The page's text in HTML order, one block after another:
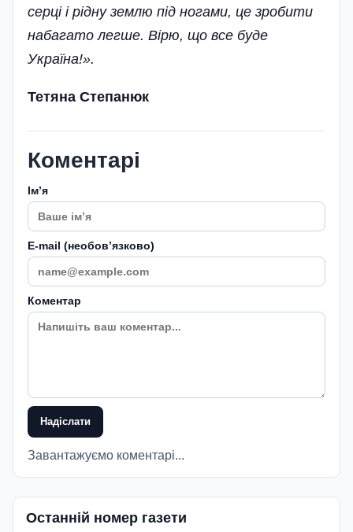
серці і рідну землю під ногами, це зробити
набагато легше. Вірю, що все буде
Україна!».
Тетяна Степанюк
Коментарі
Імʼя
E-mail (необовʼязково)
Коментар
Надіслати
Завантажуємо коментарі...
Останній номер газети